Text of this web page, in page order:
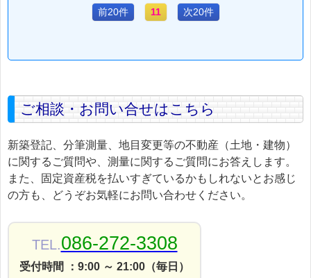
前20件 11 次20件
ご相談・お問い合せはこちら
新築登記、分筆測量、地目変更等の不動産（土地・建物）
に関するご質問や、測量に関するご質問にお答えします。
また、固定資産税を払いすぎているかもしれないとお感じ
の方も、どうぞお気軽にお問い合わせください。
TEL.086-272-3308
受付時間 ：9:00 ～ 21:00（毎日）